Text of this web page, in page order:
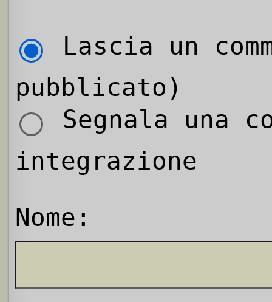
Lascia un
pubblicato)
Segnala una
integrazione
Nome: